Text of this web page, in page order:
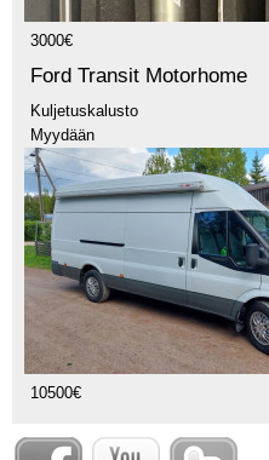
3000€
Ford Transit Motorhome
Kuljetuskalusto
Myydään
10500€